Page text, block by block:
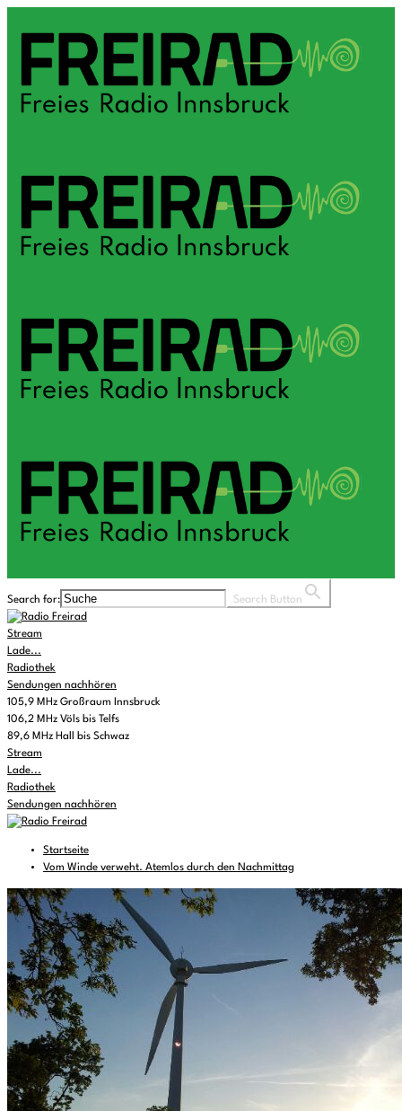
Search for: Search Button
Stream
Lade...
Radiothek
Sendungen nachhören
105,9 MHz Großraum Innsbruck
106,2 MHz Völs bis Telfs
89,6 MHz Hall bis Schwaz
Stream
Lade...
Radiothek
Sendungen nachhören
Startseite
Vom Winde verweht. Atemlos durch den Nachmittag